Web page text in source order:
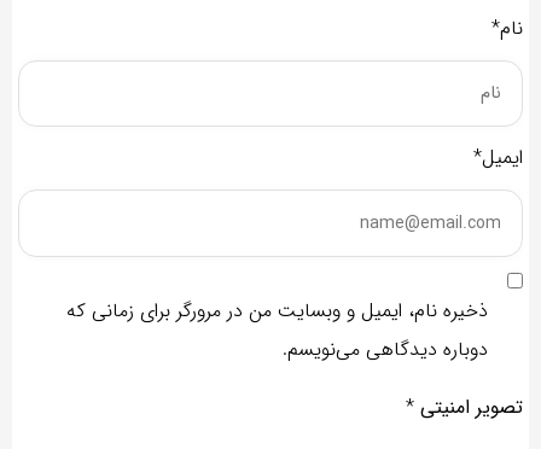
نام*
ایمیل*
ذخیره نام، ایمیل و وبسایت من در مرورگر برای زمانی که
دوباره دیدگاهی می‌نویسم.
تصویر امنیتی *